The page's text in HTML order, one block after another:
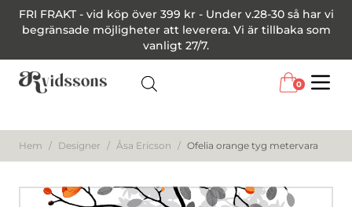
FRI FRAKT - vid köp över 399 kr - Under v.28-30 så har vi
begränsade möjligheter att leverera. Vi är tillbaka som
vanligt 27/7.
0
Hem / Designer / Åsa Ericson / Ofelia orange tyg metervara